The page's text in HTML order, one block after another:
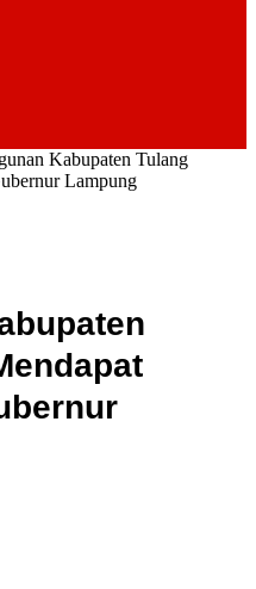
Kabupaten Tulang
Lampung